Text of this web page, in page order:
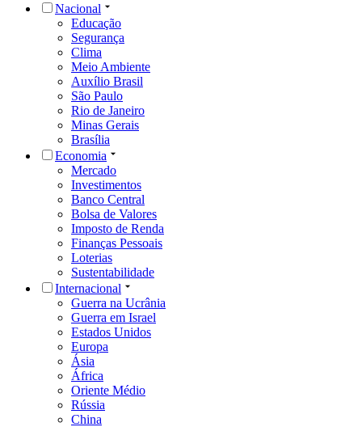
Nacional
Educação
Segurança
Clima
Meio Ambiente
Auxílio Brasil
São Paulo
Rio de Janeiro
Minas Gerais
Brasília
Economia
Mercado
Investimentos
Banco Central
Bolsa de Valores
Imposto de Renda
Finanças Pessoais
Loterias
Sustentabilidade
Internacional
Guerra na Ucrânia
Guerra em Israel
Estados Unidos
Europa
Ásia
África
Oriente Médio
Rússia
China